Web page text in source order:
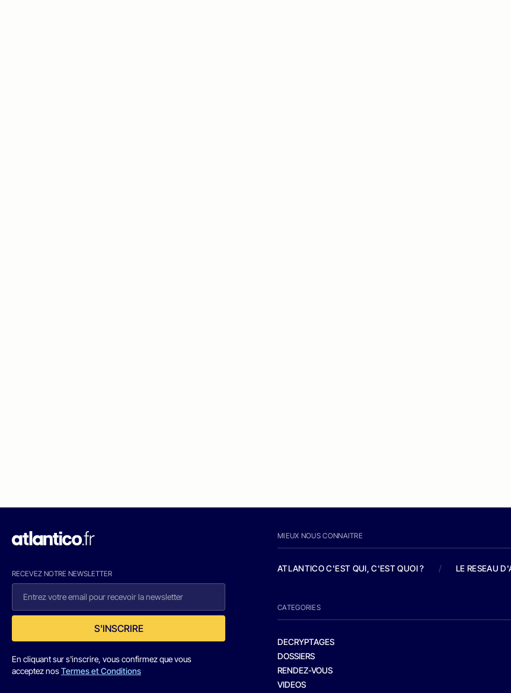
RECEVEZ NOTRE NEWSLETTER
S'INSCRIRE
En cliquant sur s'inscrire, vous confirmez que vous
acceptez nosTermes et Conditions
MIEUX NOUS CONNAITRE
ATLANTICO C'EST QUI, C'EST QUOI ? / LE RESEAU
CATEGORIES
DECRYPTAGES
DOSSIERS
RENDEZ-VOUS
VIDEOS